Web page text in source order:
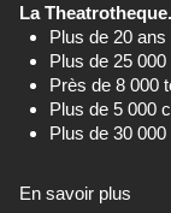
La
Plus de 20
Plus de 25
Près de 8 000
Plus de 5 000
Plus de 30
En savoir plus